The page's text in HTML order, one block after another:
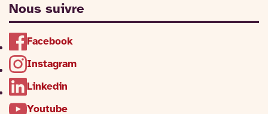
Nous suivre
Facebook
Instagram
Linkedin
Youtube